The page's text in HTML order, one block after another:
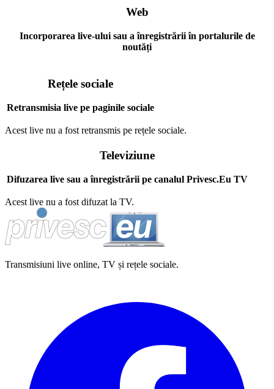
Web
Incorporarea live-ului sau a înregistrării în portalurile de
noutăți
Rețele sociale
Retransmisia live pe paginile sociale
Acest live nu a fost retransmis pe rețele sociale.
Televiziune
Difuzarea live sau a înregistrării pe canalul Privesc.Eu TV
Acest live nu a fost difuzat la TV.
Transmisiuni live online, TV și rețele sociale.